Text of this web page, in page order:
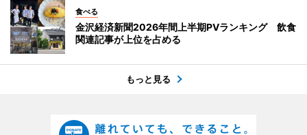
食べる
金沢経済新聞2026年間上半期PVランキング 飲食
関連記事が上位を占める
もっと見る